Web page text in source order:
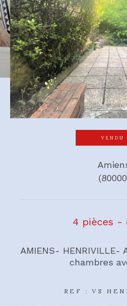
VENDU
4 pièces -
AMIENS- HENRIVILLE-
chambres
REF : VS